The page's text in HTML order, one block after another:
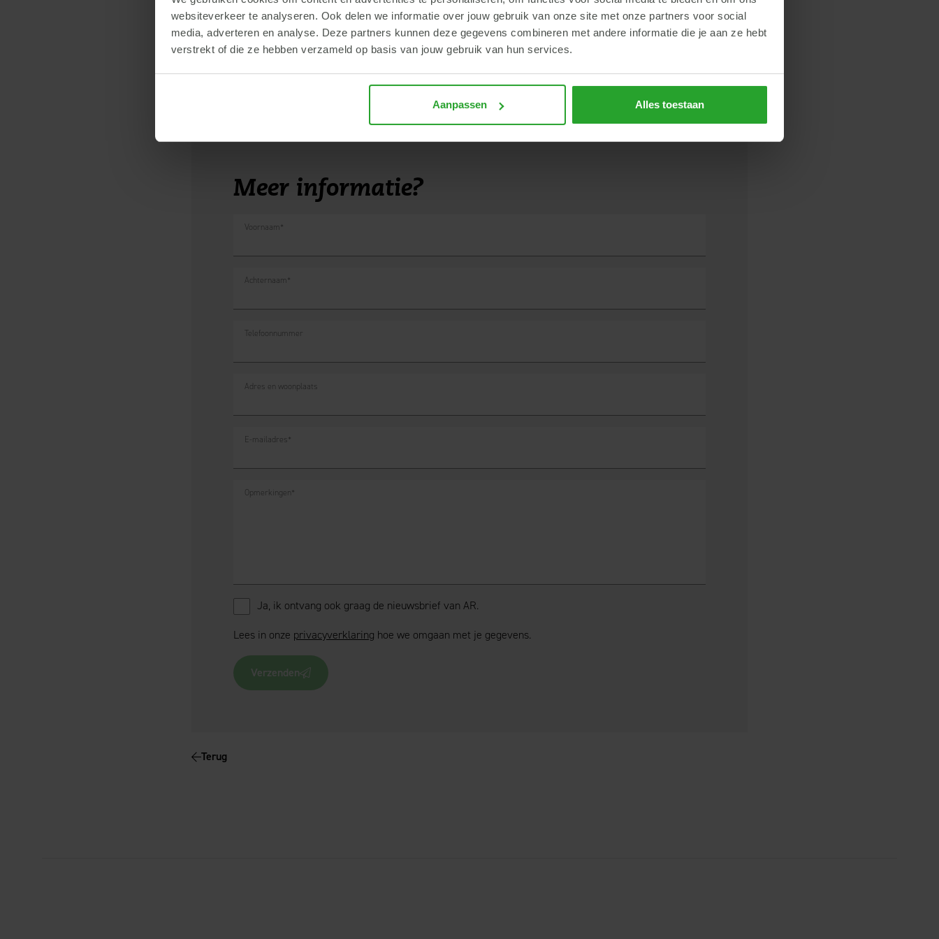
websiteverkeer te analyseren. Ook delen we informatie over jouw gebruik van onze site met onze partners voor social
media, adverteren en analyse. Deze partners kunnen deze gegevens combineren met andere informatie die je aan ze hebt
verstrekt of die ze hebben verzameld op basis van jouw gebruik van hun services.
Aanpassen Alles toestaan
dan kom je direct in contact met één van de specialisten.
Verwante berichten
Een veilig en gezond bedrijf begint bij de RI&E
Meer informatie?
Voornaam *
Achternaam *
Telefoonnummer
Adres en woonplaats
E-mailadres*
Opmerkingen *
Ja, ik ontvang ook graag de nieuwsbrief van AR.
Lees in onze privacyverklaring hoe we omgaan met je gegevens.
Verzenden
Terug